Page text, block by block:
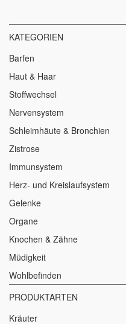
KATEGORIEN
Barfen
Haut & Haar
Stoffwechsel
Nervensystem
Schleimhäute & Bronchien
Zistrose
Immunsystem
Herz- und Kreislaufsystem
Gelenke
Organe
Knochen & Zähne
Müdigkeit
Wohlbefinden
PRODUKTARTEN
Kräuter